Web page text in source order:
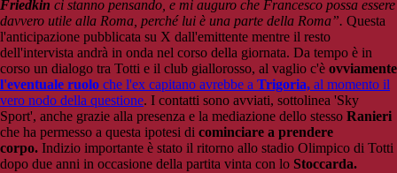
Friedkin ci stanno pensando, e mi auguro che Francesco possa essere
davvero utile alla Roma, perché lui è una parte della Roma”. Questa
l'anticipazione pubblicata su X dall'emittente mentre il resto
dell'intervista andrà in onda nel corso della giornata. Da tempo è in
corso un dialogo tra Totti e il club giallorosso, al vaglio c'è ovviamente
l'eventuale ruolo che l'ex capitano avrebbe a Trigoria, al momento il
vero nodo della questione. I contatti sono avviati, sottolinea 'Sky
Sport', anche grazie alla presenza e la mediazione dello stesso Ranieri
che ha permesso a questa ipotesi di cominciare a prendere
corpo. Indizio importante è stato il ritorno allo stadio Olimpico di Totti
dopo due anni in occasione della partita vinta con lo Stoccarda.